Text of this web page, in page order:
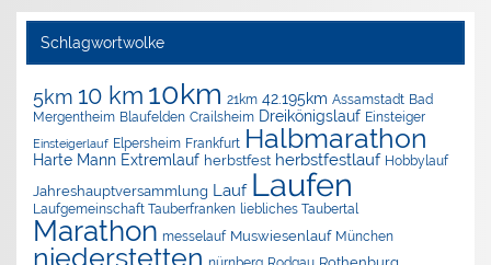
Schlagwortwolke
5km 10 km 10km 21km 42.195km Assamstadt Bad
Mergentheim Blaufelden Crailsheim Dreikönigslauf Einsteiger
Einsteigerlauf Elpersheim Frankfurt Halbmarathon
Harte Mann Extremlauf herbstfest herbstfestlauf Hobbylauf
Jahreshauptversammlung Lauf Laufen
Laufgemeinschaft Tauberfranken liebliches Taubertal
Marathon messelauf Muswiesenlauf München
niederstetten